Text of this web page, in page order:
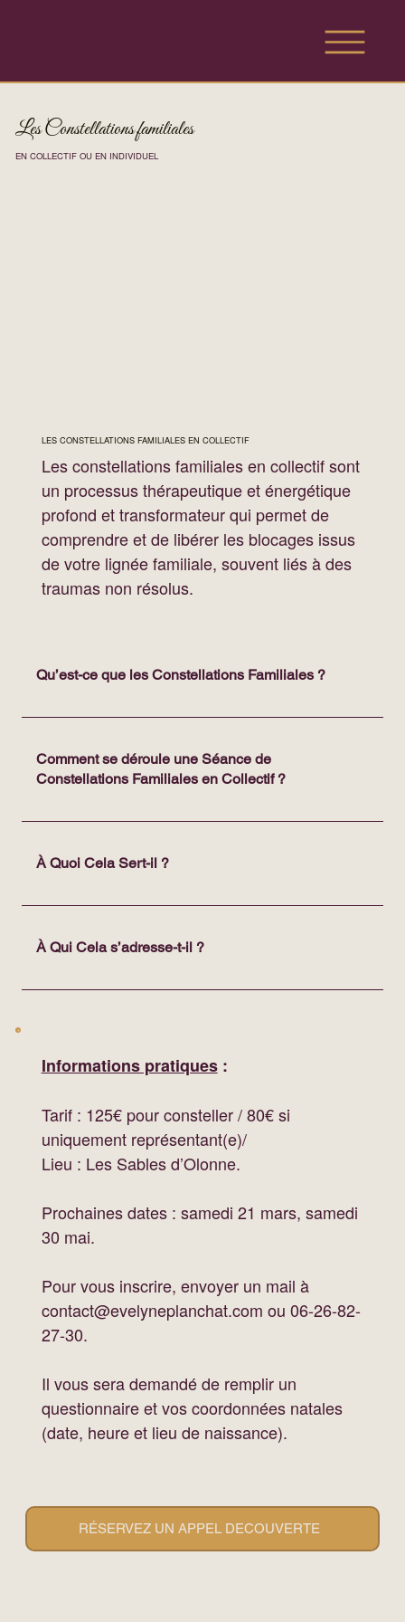
RÉSERVEZ UN APPEL DECOUVERTE
Informations pratiques:
Tarif : 125€ pour consteller / 80€ si
uniquement représentant(e)/
Lieu : Les Sables d’Olonne.
Prochaines dates : samedi 21 mars, samedi
30 mai.
Pour vous inscrire, envoyer un mail à
contact@evelyneplanchat.com ou 06-26-82-
27-30.
Il vous sera demandé de remplir un
questionnaire et vos coordonnées natales
(date, heure et lieu de naissance).
Qu’est-ce que les Constellations Familiales ?
Comment se déroule une Séance de
Constellations Familiales en Collectif ?
À Quoi Cela Sert-il ?
À Qui Cela s’adresse-t-il ?
LES CONSTELLATIONS FAMILIALES EN COLLECTIF
Les constellations familiales en collectif sont
un processus thérapeutique et énergétique
profond et transformateur qui permet de
comprendre et de libérer les blocages issus
de votre lignée familiale, souvent liés à des
traumas non résolus.
Les Constellations familiales
EN COLLECTIF OU EN INDIVIDUEL